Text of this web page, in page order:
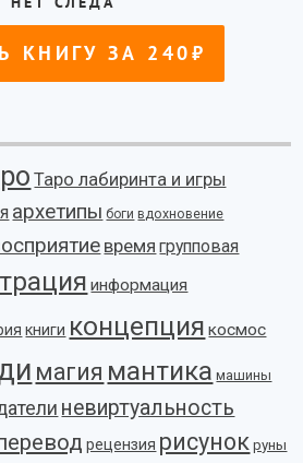
Таро лабиринта и игры
архетипы боги вдохновение
время групповая
информация
книги концепция космос
магия мантика машины
невиртуальность
рецензия рисунок руны